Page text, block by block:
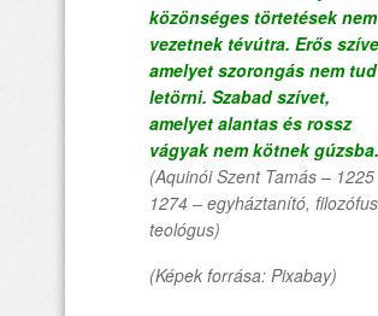
közönséges törtetések nem
vezetnek tévútra. Erős
amelyet szorongás nem tud
letörni. Szabad szívet,
amelyet alantas és rossz
vágyak nem kötnek
(Aquinói Szent Tamás –
1274 – egyháztanító,
teológus)
(Képek forrása: Pixabay)